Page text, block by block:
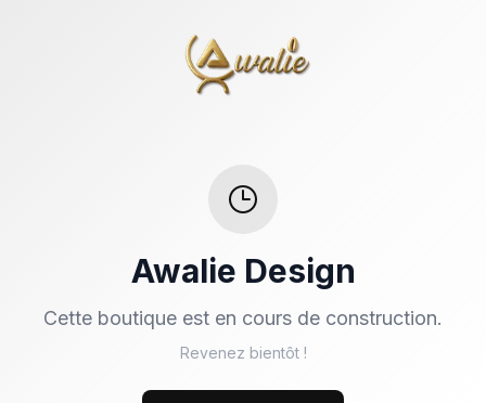
Awalie Design
Cette boutique est en cours de construction.
Revenez bientôt !